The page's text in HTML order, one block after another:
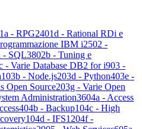
- RPG2401d - Rational RDi e
IBM i2502 -
- SQL3802b - Tuning e
- Varie Database DB2 for i903 -
103b - Node.js203d - Python403e -
Open Source203g - Varie Open
Administration3604a - Access
404b - Backup104c - High
104d - IFS1204f -